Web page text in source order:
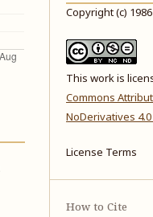
Copyright (c) 1986
This work is
Commons
NoDerivatives
License Terms
How to Cite